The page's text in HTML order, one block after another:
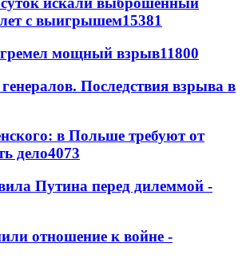
с выигрышем15381
мощный взрыв11800
Последствия взрыва в
в Польше требуют от
дело4073
Путина перед дилеммой -
отношение к войне -